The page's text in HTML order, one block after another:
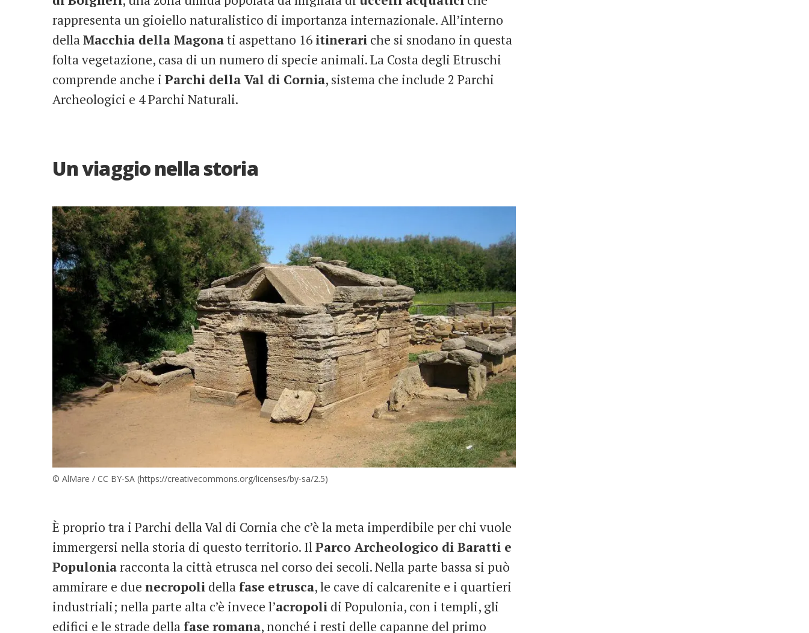
rappresenta un gioiello naturalistico di importanza internazionale. All’interno
dellaMacchia della Magonati aspettano 16 itinerari che si snodano in questa
folta vegetazione, casa di un numero di specie animali. La Costa degli Etruschi
comprende anche i Parchi della Val di Cornia, sistema che include 2 Parchi
Archeologici e 4 Parchi Naturali.
Un viaggio nella storia
© AlMare / CC BY-SA (https://creativecommons.org/licenses/by-sa/2.5)
È proprio tra i Parchi della Val di Cornia che c’è la meta imperdibile per chi vuole
immergersi nella storia di questo territorio. IlParco Archeologico di Baratti e
Populoniaracconta la città etrusca nel corso dei secoli. Nella parte bassa si può
ammirare e due necropoli della fase etrusca, le cave di calcarenite e i quartieri
industriali; nella parte alta c’è invece l’acropoli di Populonia, con i templi, gli
edifici e le strade della fase romana, nonché i resti delle capanne del primo